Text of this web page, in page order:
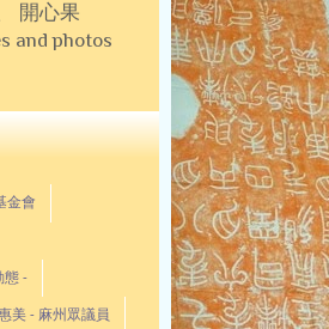
開心果
and photos
金會
態 -
美 - 麻州眾議員